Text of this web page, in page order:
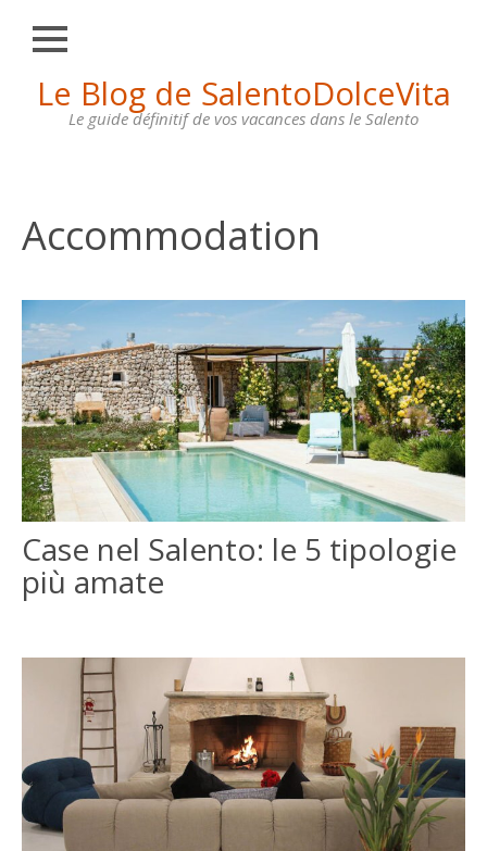
Le Blog de SalentoDolceVita
Le guide définitif de vos vacances dans le Salento
Fermer
HOME
OTRANTO
SANTA
DI
LEUCA
MAISONS
À
LOUER
CONTACTS
ENGLISH
Accommodation
Case nel Salento: le 5 tipologie
più amate